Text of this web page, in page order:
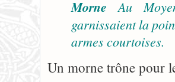
MorneAu
garnissaient la
armes courtoises.
Un morne trône pour